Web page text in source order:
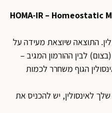
HOMA-IR –Homeostatic
התוצאה שיוצאת מעידה על
לבין ההורמון המגיב –
הגוף משחרר לכמות
יש להכניס את